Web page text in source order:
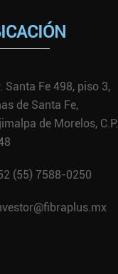
Santa Fe 498, piso 3,
de Santa Fe,
de Morelos, C.P.
(55) 7588-0250